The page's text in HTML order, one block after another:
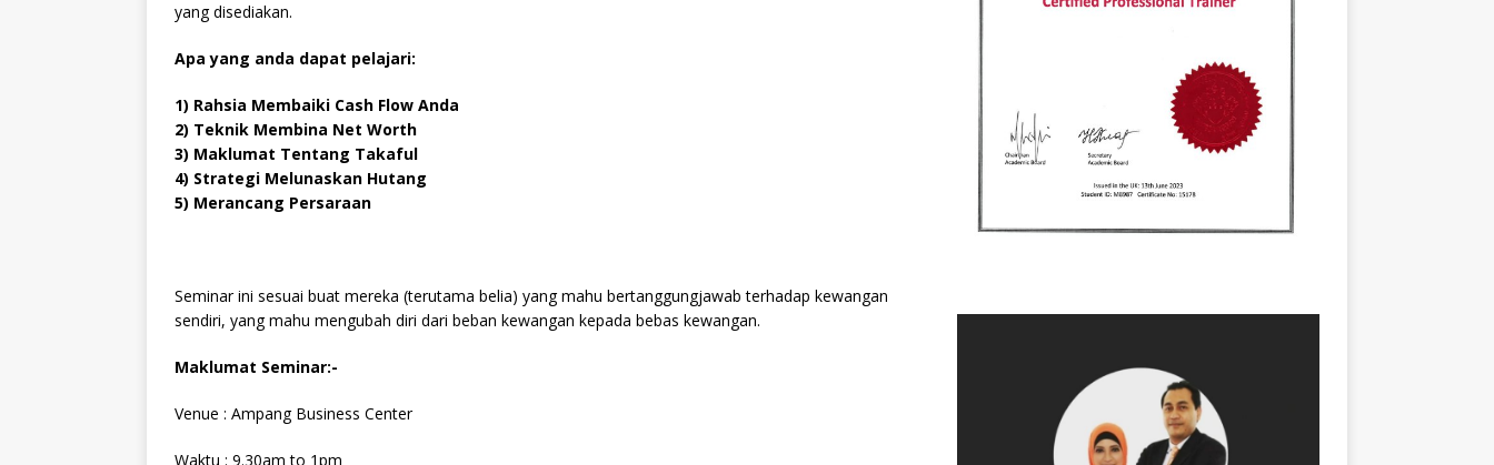
yang disediakan.
Apa yang anda dapat pelajari:
1) Rahsia Membaiki Cash Flow Anda
2) Teknik Membina Net Worth
3) Maklumat Tentang Takaful
4) Strategi Melunaskan Hutang
5) Merancang Persaraan
Seminar ini sesuai buat mereka (terutama belia) yang mahu bertanggungjawab terhadap kewangan
sendiri, yang mahu mengubah diri dari beban kewangan kepada bebas kewangan.
Maklumat Seminar:-
Venue : Ampang Business Center
Waktu : 9.30am to 1pm